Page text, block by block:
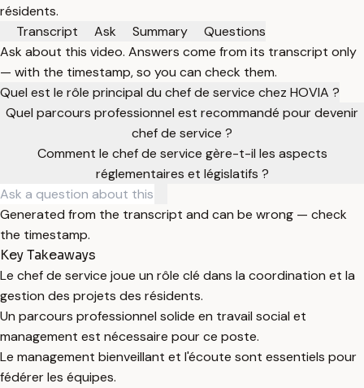
résidents.
Transcript
Ask Summary
Questions
Ask about this video. Answers come from its transcript only
— with the timestamp, so you can check them.
Quel est le rôle principal du chef de service chez HOVIA ?
Quel parcours professionnel est recommandé pour devenir
chef de service ?
Comment le chef de service gère-t-il les aspects
réglementaires et législatifs ?
Generated from the transcript and can be wrong — check
the timestamp.
Key Takeaways
Le chef de service joue un rôle clé dans la coordination et la
gestion des projets des résidents.
Un parcours professionnel solide en travail social et
management est nécessaire pour ce poste.
Le management bienveillant et l'écoute sont essentiels pour
fédérer les équipes.